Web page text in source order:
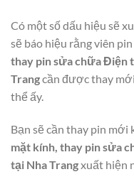
Có một số dấu hiệu sẽ
sẽ báo hiệu rằng viên pin
thay pin sửa chữa Điện
Trangcần được thay
thể ấy.
Bạn sẽ cần thay pin mới
mặt kính, thay pin sửa
tại Nha Trangxuất hiện